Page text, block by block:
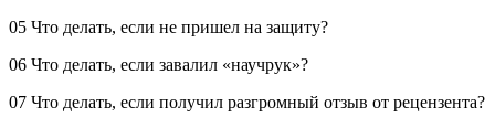
05 Что делать, если не пришел на защиту?
06 Что делать, если завалил «научрук»?
07 Что делать, если получил разгромный отзыв от рецензента?